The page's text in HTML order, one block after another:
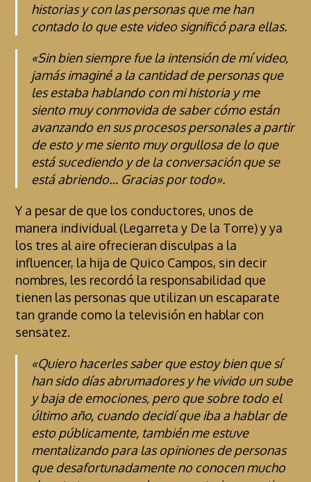
historias y con las personas que me han
contado lo que este video significó para ellas.
«Sin bien siempre fue la intensión de mí video,
jamás imaginé a la cantidad de personas que
les estaba hablando con mi historia y me
siento muy conmovida de saber cómo están
avanzando en sus procesos personales a partir
de esto y me siento muy orgullosa de lo que
está sucediendo y de la conversación que se
está abriendo… Gracias por todo».
Y a pesar de que los conductores, unos de
manera individual (Legarreta y De la Torre) y ya
los tres al aire ofrecieran disculpas a la
influencer, la hija de Quico Campos, sin decir
nombres, les recordó la responsabilidad que
tienen las personas que utilizan un escaparate
tan grande como la televisión en hablar con
sensatez.
«Quiero hacerles saber que estoy bien que sí
han sido días abrumadores y he vivido un sube
y baja de emociones, pero que sobre todo el
último año, cuando decidí que iba a hablar de
esto públicamente, también me estuve
mentalizando para las opiniones de personas
que desafortunadamente no conocen mucho